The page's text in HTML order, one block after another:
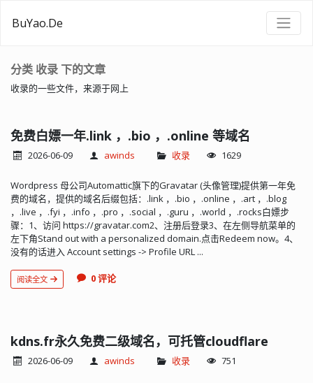
BuYao.De
分类 收录 下的文章
收录的一些文件，来源于网上
免费白嫖一年.link ，.bio ，.online 等域名
2026-06-09 awinds 收录 1629
Wordpress 母公司Automattic旗下的Gravatar (头像管理)提供第一年免
费的域名，提供的域名后缀包括：.link ，.bio ，.online ，.art ，.blog
，.live ，.fyi ，.info ，.pro ，.social ，.guru ，.world ，.rocks白嫖步
骤：1、访问 https://gravatar.com2、注册后登录3、在左侧导航菜单的
左下角Stand out with a personalized domain.点击Redeem now。4、
没有的话进入 Account settings -> Profile URL ...
阅读全文 0 评论
kdns.fr永久免费二级域名，可托管cloudflare
2026-06-09 awinds 收录 751